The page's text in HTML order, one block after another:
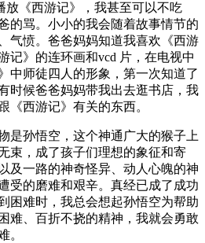
放《西游记》，我甚至可以不吃
的骂。小小的我会随着故事情节的
气愤。爸爸妈妈知道我喜欢《西游
记》的连环画和vcd 片，在电视中
中师徒四人的形象，第一次知道了
时候爸爸妈妈带我出去逛书店，我
《西游记》有关的东西。
是孙悟空，这个神通广大的猴子上
束，成了孩子们理想的象征和寄
及一路的神奇怪异、动人心魄的神
受的磨难和艰辛。真经已成了成功
困难时，我总会想起孙悟空为帮助
难、百折不挠的精神，我就会勇敢
。